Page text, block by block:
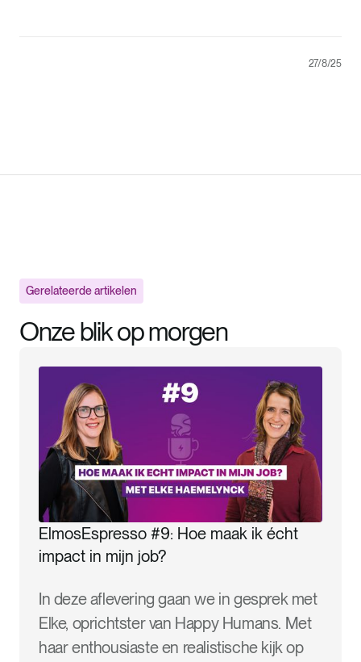
27/8/25
Gerelateerde artikelen
Onze blik op morgen
ElmosEspresso #9: Hoe maak ik écht
impact in mijn job?
In deze aflevering gaan we in gesprek met
Elke, oprichtster van Happy Humans. Met
haar enthousiaste en realistische kijk op